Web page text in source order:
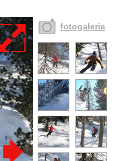
fotogalerie